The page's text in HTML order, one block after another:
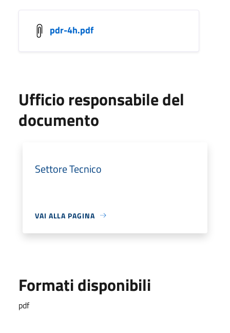
pdr-4h.pdf
Ufficio responsabile del
documento
Settore Tecnico
VAI ALLA PAGINA
Formati disponibili
pdf